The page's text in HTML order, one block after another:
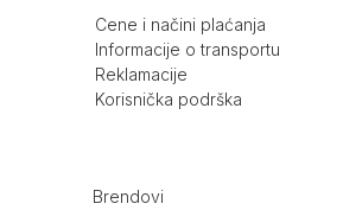
Cene i načini plaćanja
Informacije o transportu
Reklamacije
Korisnička podrška
Brendovi